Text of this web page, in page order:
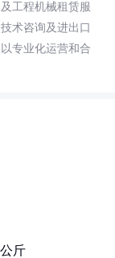
工程机械租赁服
术咨询及进出口
专业化运营和合
斤